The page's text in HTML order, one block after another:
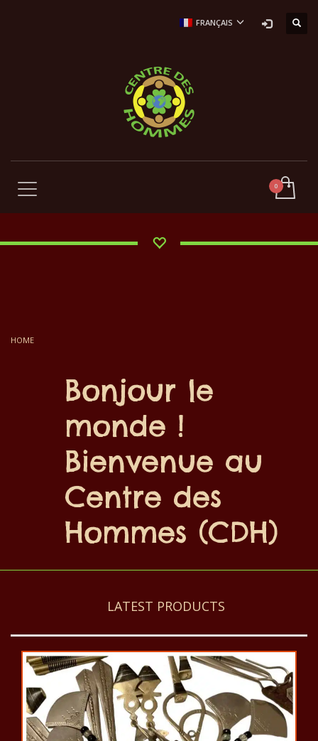
FRANÇAIS
HOME
Bonjour le
monde !
Bienvenue au
Centre des
Hommes (CDH)
LATEST PRODUCTS